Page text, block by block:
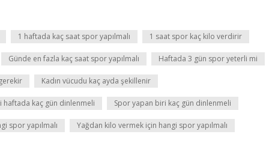
1 haftada kaç saat spor yapılmalı 1 saat spor kaç kilo verdirir
Günde en fazla kaç saat spor yapılmalı Haftada 3 gün spor yeterli mi
Kadın vücudu kaç ayda şekillenir
haftada kaç gün dinlenmeli Spor yapan biri kaç gün dinlenmeli
spor yapılmalı Yağdan kilo vermek için hangi spor yapılmalı